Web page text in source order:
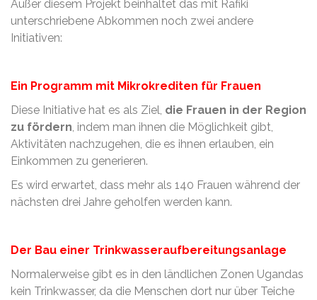
Außer diesem Projekt beinhaltet das mit Rafiki
unterschriebene Abkommen noch zwei andere
Initiativen:
Ein Programm mit Mikrokrediten für Frauen
Diese Initiative hat es als Ziel, die Frauen in der Region
zu fördern, indem man ihnen die Möglichkeit gibt,
Aktivitäten nachzugehen, die es ihnen erlauben, ein
Einkommen zu generieren.
Es wird erwartet, dass mehr als 140 Frauen während der
nächsten drei Jahre geholfen werden kann.
Der Bau einer Trinkwasseraufbereitungsanlage
Normalerweise gibt es in den ländlichen Zonen Ugandas
kein Trinkwasser, da die Menschen dort nur über Teiche